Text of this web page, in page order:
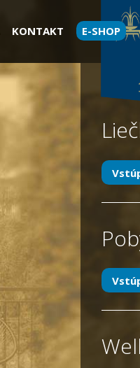
KONTAKT E-SHOP